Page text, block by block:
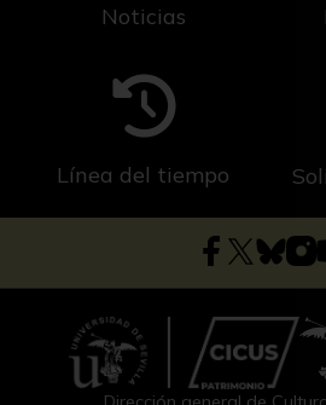
Noticias
Línea del tiempo